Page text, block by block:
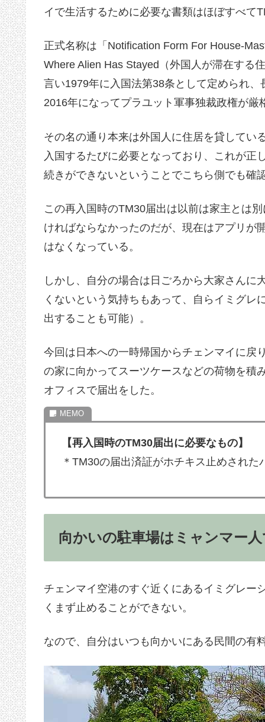
イで生活するために必要な書類はほぼすべて
正式名称は「Notification Form For House-
Where Alien Has Stayed（外国人が滞在する
言い1979年に入国法第38条として定められ
2016年になってプラユット軍事独裁政権が厳
その名の通り本来は外国人に住居を貸してい
入国するたびに必要となっており、これが
続きができないということでこちら側でも確
この再入国時のTM30届出は以前は家主とは
ければならなかったのだが、現在はアプリが
はなくなっている。
しかし、自分の場合は日ごろから大家さん
くないという気持ちもあって、自らイミグ
出することも可能）。
今回は日本への一時帰国からチェンマイに戻
の家に向かってスーツケースなどの荷物を積
オフィスで届出をした。
【再入国時のTM30届出に必要なもの】
＊TM30の届出済証がホチキス止めされた
向かいの駐車場はミャンマー
チェンマイ空港のすぐ近くにあるイミグレー
くまず止めることができない。
なので、自分はいつも向かいにある民間の有